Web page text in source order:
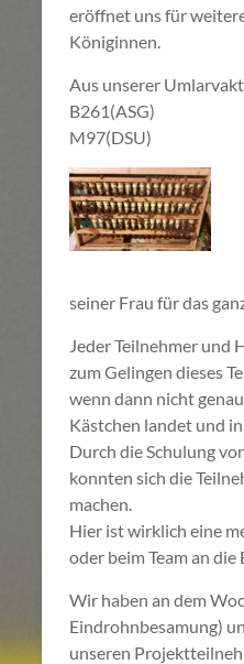
eröffnet uns für
Königinnen.
Aus unserer
B261(ASG)
M97(DSU)
seiner Frau für das
Jeder Teilnehmer und
zum Gelingen dieses
wenn dann nicht
Kästchen landet und
Durch die Schulung
konnten sich die
machen.
Hier ist wirklich eine
oder beim Team an
Wir haben an dem
Eindrohnbesamung)
unseren